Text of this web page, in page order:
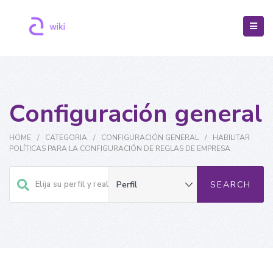
Configuración general
HOME / CATEGORIA / CONFIGURACIÓN GENERAL /
HABILITAR
POLÍTICAS PARA LA CONFIGURACIÓN DE REGLAS DE EMPRESA